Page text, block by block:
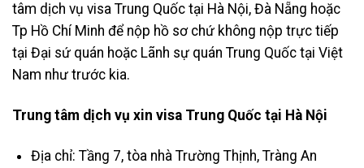
tâm dịch vụ visa Trung Quốc tại Hà Nội, Đà Nẵng hoặc
Tp Hồ Chí Minh để nộp hồ sơ chứ không nộp trực tiếp
tại Đại sứ quán hoặc Lãnh sự quán Trung Quốc tại Việt
Nam như trước kia.
Trung tâm dịch vụ xin visa Trung Quốc tại Hà Nội
Địa chỉ: Tầng 7, tòa nhà Trường Thịnh, Tràng An